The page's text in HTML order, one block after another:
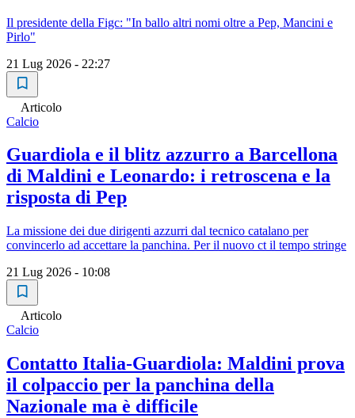
Il presidente della Figc: "In ballo altri nomi oltre a Pep, Mancini e
Pirlo"
21 Lug 2026 - 22:27
Articolo
Calcio
Guardiola e il blitz azzurro a Barcellona
di Maldini e Leonardo: i retroscena e la
risposta di Pep
La missione dei due dirigenti azzurri dal tecnico catalano per
convincerlo ad accettare la panchina. Per il nuovo ct il tempo stringe
21 Lug 2026 - 10:08
Articolo
Calcio
Contatto Italia-Guardiola: Maldini prova
il colpaccio per la panchina della
Nazionale ma è difficile